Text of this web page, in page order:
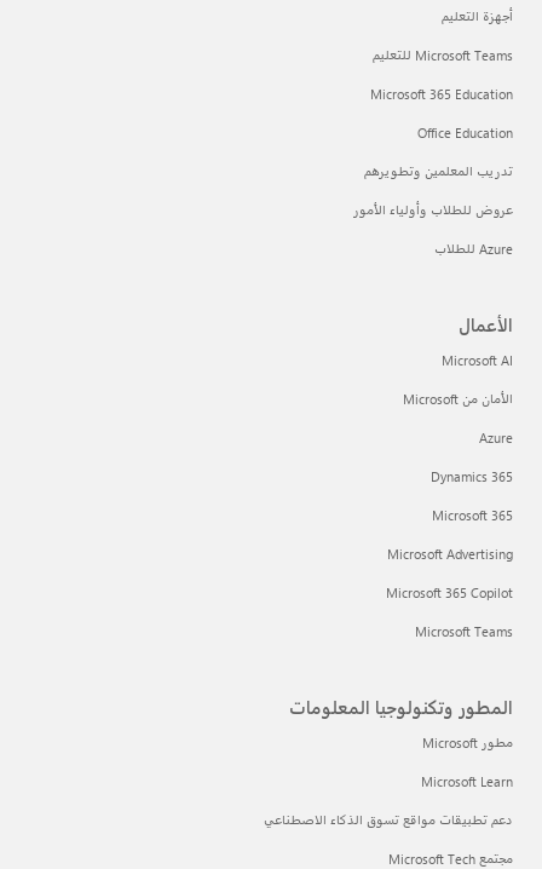
أجهزة التعليم
Microsoft Teams للتعليم
Microsoft 365 Education
Office Education
تدريب المعلمين وتطويرهم
عروض للطلاب وأولياء الأمور
Azure للطلاب
الأعمال
Microsoft AI
الأمان من Microsoft
Azure
Dynamics 365
Microsoft 365
Microsoft Advertising
Microsoft 365 Copilot
Microsoft Teams
المطور وتكنولوجيا المعلومات
مطور Microsoft
Microsoft Learn
دعم تطبيقات مواقع تسوق الذكاء الاصطناعي
مجتمع Microsoft Tech